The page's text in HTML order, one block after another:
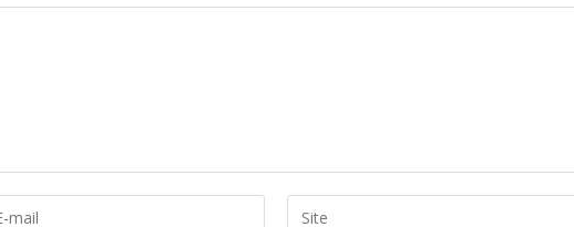
Saisir